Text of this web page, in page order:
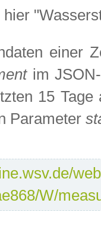
einer
im JSON-
15
Parameter
W/